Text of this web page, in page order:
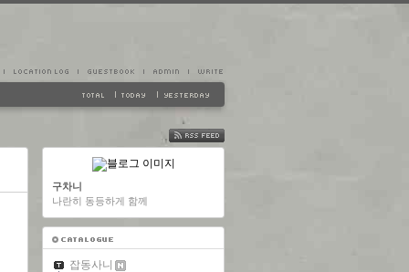
FEED
구차니
나란히 동등하게 함께
잡동사니